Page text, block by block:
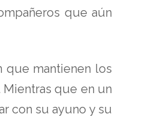
que aún
que mantienen los
que en un
con su ayuno y su